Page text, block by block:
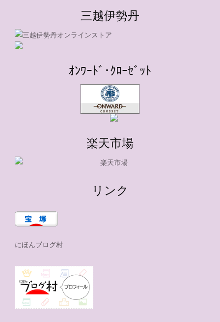
三越伊勢丹
ｵﾝﾜｰﾄﾞ･ｸﾛｰｾﾞｯﾄ
楽天市場
リンク
にほんブログ村